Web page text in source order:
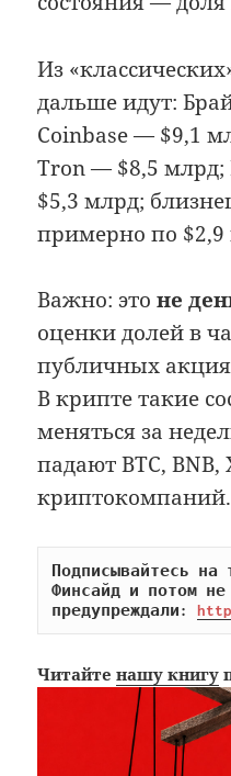
Из
дальше идут:
Coinbase — $9,1
Tron — $8,5
$5,3 млрд;
примерно по
Важно: этоне
оценки долей в
публичных
В крипте такие
меняться за
падают BTC,
криптокомпаний.
Подписывайтесь на
Финсайд и потом
предупреждали:
Читайтенашу книгу